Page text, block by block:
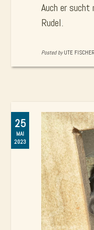
Auch er sucht
Rudel.
Posted by UTE FISCHER
25
MAI
2023